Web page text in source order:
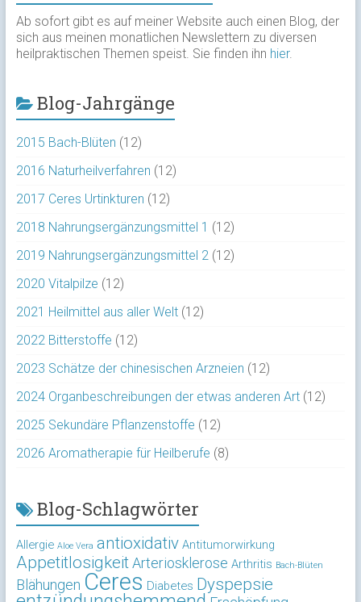
Ab sofort gibt es auf meiner Website auch einen Blog, der
sich aus meinen monatlichen Newslettern zu diversen
heilpraktischen Themen speist. Sie finden ihn hier.
Blog-Jahrgänge
2015 Bach-Blüten (12)
2016 Naturheilverfahren (12)
2017 Ceres Urtinkturen (12)
2018 Nahrungsergänzungsmittel 1 (12)
2019 Nahrungsergänzungsmittel 2 (12)
2020 Vitalpilze (12)
2021 Heilmittel aus aller Welt(12)
2022 Bitterstoffe (12)
2023 Schätze der chinesischen Arzneien (12)
2024 Organbeschreibungen der etwas anderen Art(12)
2025 Sekundäre Pflanzenstoffe (12)
2026 Aromatherapie für Heilberufe (8)
Blog-Schlagwörter
Allergie Aloe Vera antioxidativ Antitumorwirkung
Appetitlosigkeit Arteriosklerose Arthritis Bach-Blüten
Blähungen Ceres Diabetes Dyspepsie